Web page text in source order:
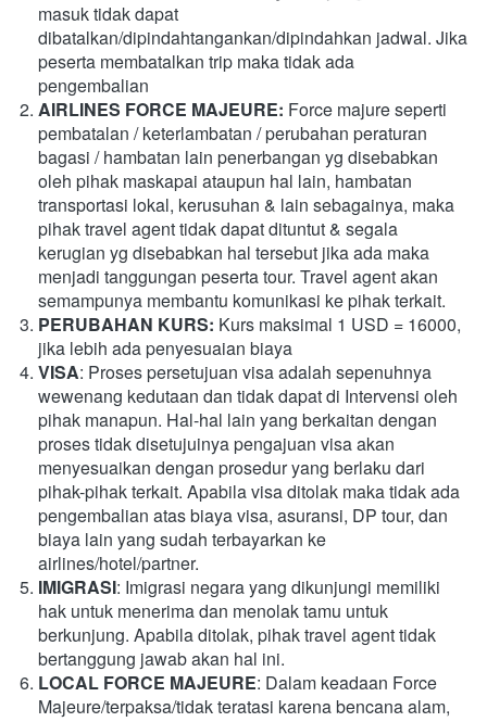
masuk tidak dapat
dibatalkan/dipindahtangankan/dipindahkan jadwal. Jika
peserta membatalkan trip maka tidak ada
pengembalian
AIRLINES FORCE MAJEURE: Force majure seperti
pembatalan / keterlambatan / perubahan peraturan
bagasi / hambatan lain penerbangan yg disebabkan
oleh pihak maskapai ataupun hal lain, hambatan
transportasi lokal, kerusuhan & lain sebagainya, maka
pihak travel agent tidak dapat dituntut & segala
kerugian yg disebabkan hal tersebut jika ada maka
menjadi tanggungan peserta tour. Travel agent akan
semampunya membantu komunikasi ke pihak terkait.
PERUBAHAN KURS: Kurs maksimal 1 USD = 16000,
jika lebih ada penyesuaian biaya
VISA: Proses persetujuan visa adalah sepenuhnya
wewenang kedutaan dan tidak dapat di Intervensi oleh
pihak manapun. Hal-hal lain yang berkaitan dengan
proses tidak disetujuinya pengajuan visa akan
menyesuaikan dengan prosedur yang berlaku dari
pihak-pihak terkait. Apabila visa ditolak maka tidak ada
pengembalian atas biaya visa, asuransi, DP tour, dan
biaya lain yang sudah terbayarkan ke
airlines/hotel/partner.
IMIGRASI: Imigrasi negara yang dikunjungi memiliki
hak untuk menerima dan menolak tamu untuk
berkunjung. Apabila ditolak, pihak travel agent tidak
bertanggung jawab akan hal ini.
LOCAL FORCE MAJEURE: Dalam keadaan Force
Majeure/terpaksa/tidak teratasi karena bencana alam,